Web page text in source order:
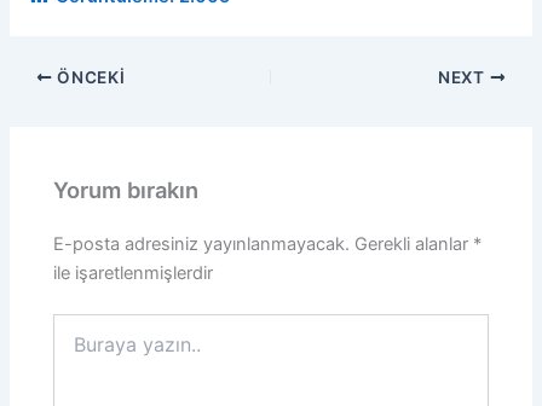
ÖNCEKI NEXT
Yorum bırakın
E-posta adresiniz yayınlanmayacak. Gerekli alanlar *
ile işaretlenmişlerdir
yazın..